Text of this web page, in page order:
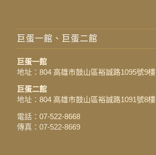
巨蛋一館、巨蛋二館
巨蛋一館
地址： 804 高雄市鼓山區裕誠路1095號9樓
巨蛋二館
地址： 804 高雄市鼓山區裕誠路1091號8樓
電話： 07-522-8668
傳真：07-522-8669